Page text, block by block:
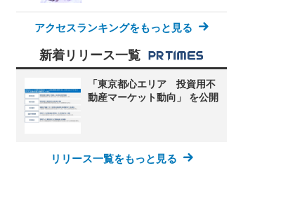
アクセスランキングをもっと見る
新着リリース一覧
「東京都心エリア 投資用不
動産マーケット動向」 を公開
リリース一覧をもっと見る